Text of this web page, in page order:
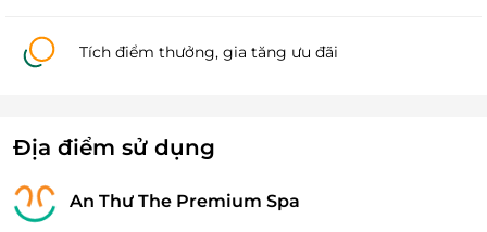
Tích điểm thưởng, gia tăng ưu đãi
Địa điểm sử dụng
An Thư The Premium Spa